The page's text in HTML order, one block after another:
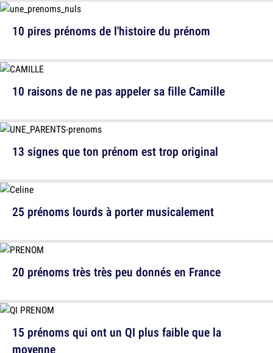
10 raisons de ne pas appeler sa fille Camille
20 prénoms très très peu donnés en France
10 pires prénoms de l'histoire du prénom
13 signes que ton prénom est trop original
25 prénoms lourds à porter musicalement
15 prénoms qui ont un QI plus faible que la
moyenne